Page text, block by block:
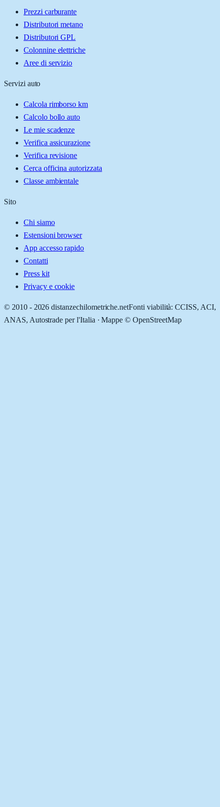
Prezzi carburante
Distributori metano
Distributori GPL
Colonnine elettriche
Aree di servizio
Servizi auto
Calcola rimborso km
Calcolo bollo auto
Le mie scadenze
Verifica assicurazione
Verifica revisione
Cerca officina autorizzata
Classe ambientale
Sito
Chi siamo
Estensioni browser
App accesso rapido
Contatti
Press kit
Privacy e cookie
© 2010 - 2026 distanzechilometriche.netFonti viabilità: CCISS, ACI,
ANAS, Autostrade per l'Italia · Mappe © OpenStreetMap